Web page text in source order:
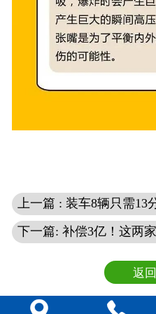
下一篇: 补偿3亿！这两
返